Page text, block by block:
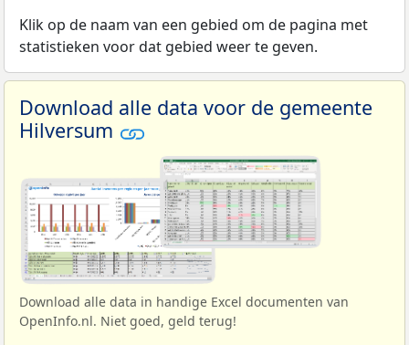
Klik op de naam van een gebied om de pagina met
statistieken voor dat gebied weer te geven.
Download alle data voor de gemeente
Hilversum
Download alle data in handige Excel documenten van
OpenInfo.nl. Niet goed, geld terug!